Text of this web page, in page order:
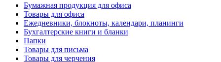
Бумажная продукция для офиса
Товары для офиса
Ежедневники, блокноты, календари, планинги
Бухгалтерские книги и бланки
Папки
Товары для письма
Товары для черчения